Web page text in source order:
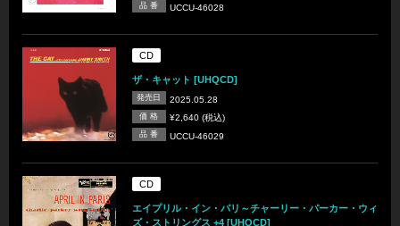
品 番 UCCU-46028
CD
ザ・キャット [UHQCD]
発売日 2025.05.28
価 格 ¥2,640 (税込)
品 番 UCCU-46029
CD
エイプリル・イン・パリ～チャーリー・パーカー・ウィ
ズ・ストリングス +4 [UHQCD]